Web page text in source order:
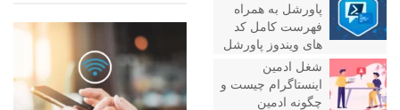
پاورشل به همراه
فهرست کامل کد
های ویندوز پاورشل
شغل ادمین
اینستاگرام چیست و
چگونه ادمین